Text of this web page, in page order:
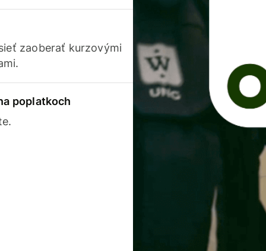
zaoberať kurzovými
poplatkoch